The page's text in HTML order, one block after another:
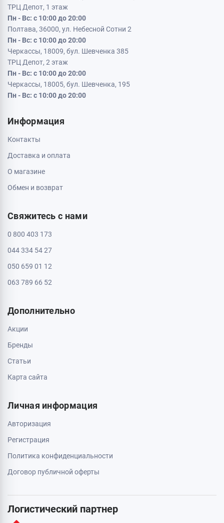
ТРЦ Депот, 1 этаж
Пн - Вс: с 10:00 до 20:00
Полтава, 36000, ул. Небесной Сотни 2
Пн - Вс: с 10:00 до 20:00
Черкассы, 18009, бул. Шевченка 385
ТРЦ Депот, 2 этаж
Пн - Вс: с 10:00 до 20:00
Черкассы, 18005, бул. Шевченка, 195
Пн - Вс: с 10:00 до 20:00
Информация
Контакты
Доставка и оплата
О магазине
Обмен и возврат
Свяжитесь с нами
0 800 403 173
044 334 54 27
050 659 01 12
063 789 66 52
Дополнительно
Акции
Бренды
Статьи
Карта сайта
Личная информация
Авторизация
Регистрация
Политика конфиденциальности
Договор публичной оферты
Логистический партнер